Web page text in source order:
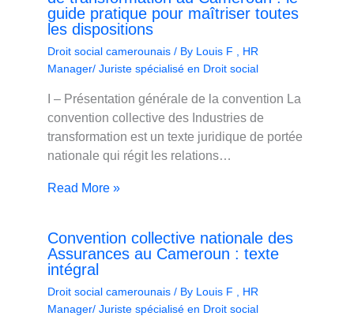
guide pratique pour maîtriser toutes
les dispositions
Droit social camerounais / By Louis F , HR
Manager/ Juriste spécialisé en Droit social
I – Présentation générale de la convention La
convention collective des Industries de
transformation est un texte juridique de portée
nationale qui régit les relations…
Read More »
Convention collective nationale des
Assurances au Cameroun : texte
intégral
Droit social camerounais / By Louis F , HR
Manager/ Juriste spécialisé en Droit social